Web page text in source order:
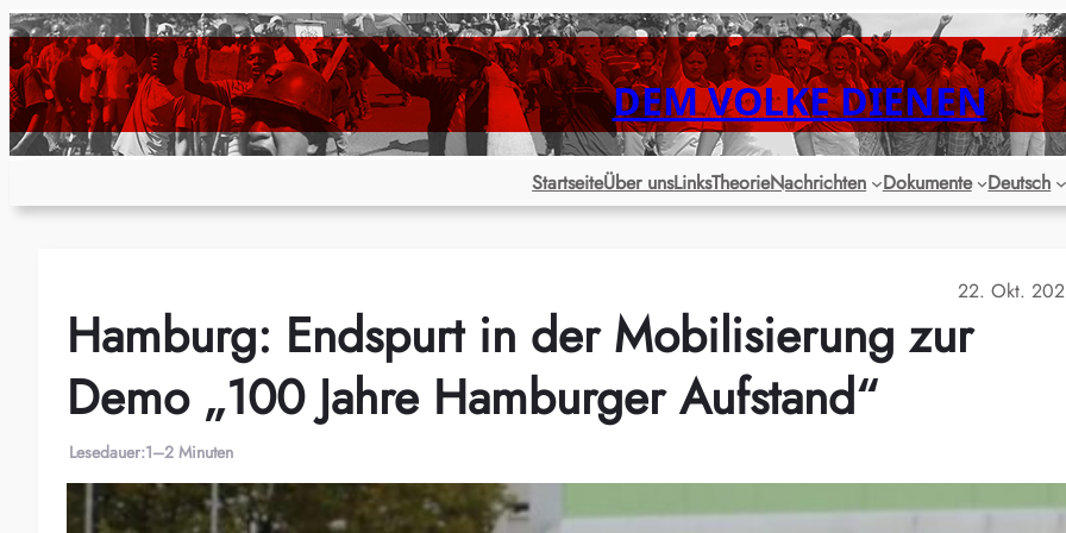
Zum
Inhalt
springen
DEM VOLKE DIENEN
StartseiteÜber unsLinksTheorieNachrichten Dokumente Deutsch
22. Okt.
Hamburg: Endspurt in der Mobilisierung zur
Demo „100 Jahre Hamburger Aufstand“
Lesedauer:1–2 Minuten